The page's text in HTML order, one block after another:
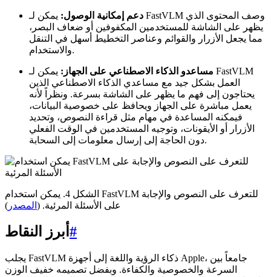
دعم إمكانية الوصول: يمكن لـ FastVLM وصف المحتوى الذي
يظهر على الشاشة للمستخدمين المكفوفين أو ضعاف البصر،
مما يجعل الأزرار والقوائم وعناصر التخطيط أسهل في التنقل
والاستخدام.
مساعدو الذكاء الاصطناعي على الجهاز: يمكن لـ FastVLM
العمل بشكل جيد مع مساعدي الذكاء الاصطناعي الذين
يحتاجون إلى فهم ما يظهر على الشاشة بسرعة. ونظراً لأنه
يعمل مباشرة على الجهاز ويحافظ على خصوصية البيانات،
فيمكنه المساعدة في مهام مثل قراءة النصوص، وتحديد
الأزرار أو الأيقونات، وتوجيه المستخدمين في الوقت الفعلي
دون الحاجة إلى إرسال معلومات إلى السحابة.
الشكل 4. يمكن استخدام FastVLM للتعرف على النصوص والإجابة
على الأسئلة المرئية. ( المصدر )
أبرز النقاط #
يجلب FastVLM ذكاء الرؤية واللغة إلى أجهزة Apple، جامعاً بين
السرعة والخصوصية والكفاءة. وبفضل تصميمه خفيف الوزن